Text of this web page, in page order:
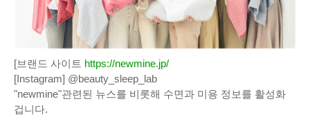
[브랜드 사이트 https://newmine.jp/
[Instagram] @beauty_sleep_lab
"newmine"관련된 뉴스를 비롯해 수면과 미용 정보를 활성화
겁니다.